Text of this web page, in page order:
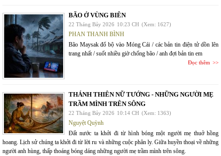
BÃO Ở VÙNG BIÊN
22 Tháng Bảy 2026 10:23 CH (Xem: 1627)
PHAN THANH BÌNH
Bão Maysak đổ bộ vào Móng Cái / các bản tin điện tử dồn lên
trang nhất / suốt nhiều giờ chống bão / anh đợi bản tin em
Đọc thêm
THÁNH THIÊN NỮ TƯỚNG - NHỮNG NGƯỜI MẸ
TRẦM MÌNH TRÊN SÔNG
22 Tháng Bảy 2026 10:14 CH (Xem: 1363)
Nguyệt Quỳnh
Đất nước ta khởi đi từ hình bóng một người mẹ thuở hồng
hoang. Lịch sử chúng ta khởi đi từ lời ru và những cuộc phân ly. Giữa huyền thoại về những
người anh hùng, thấp thoáng bóng dáng những người mẹ trầm mình trên sông.